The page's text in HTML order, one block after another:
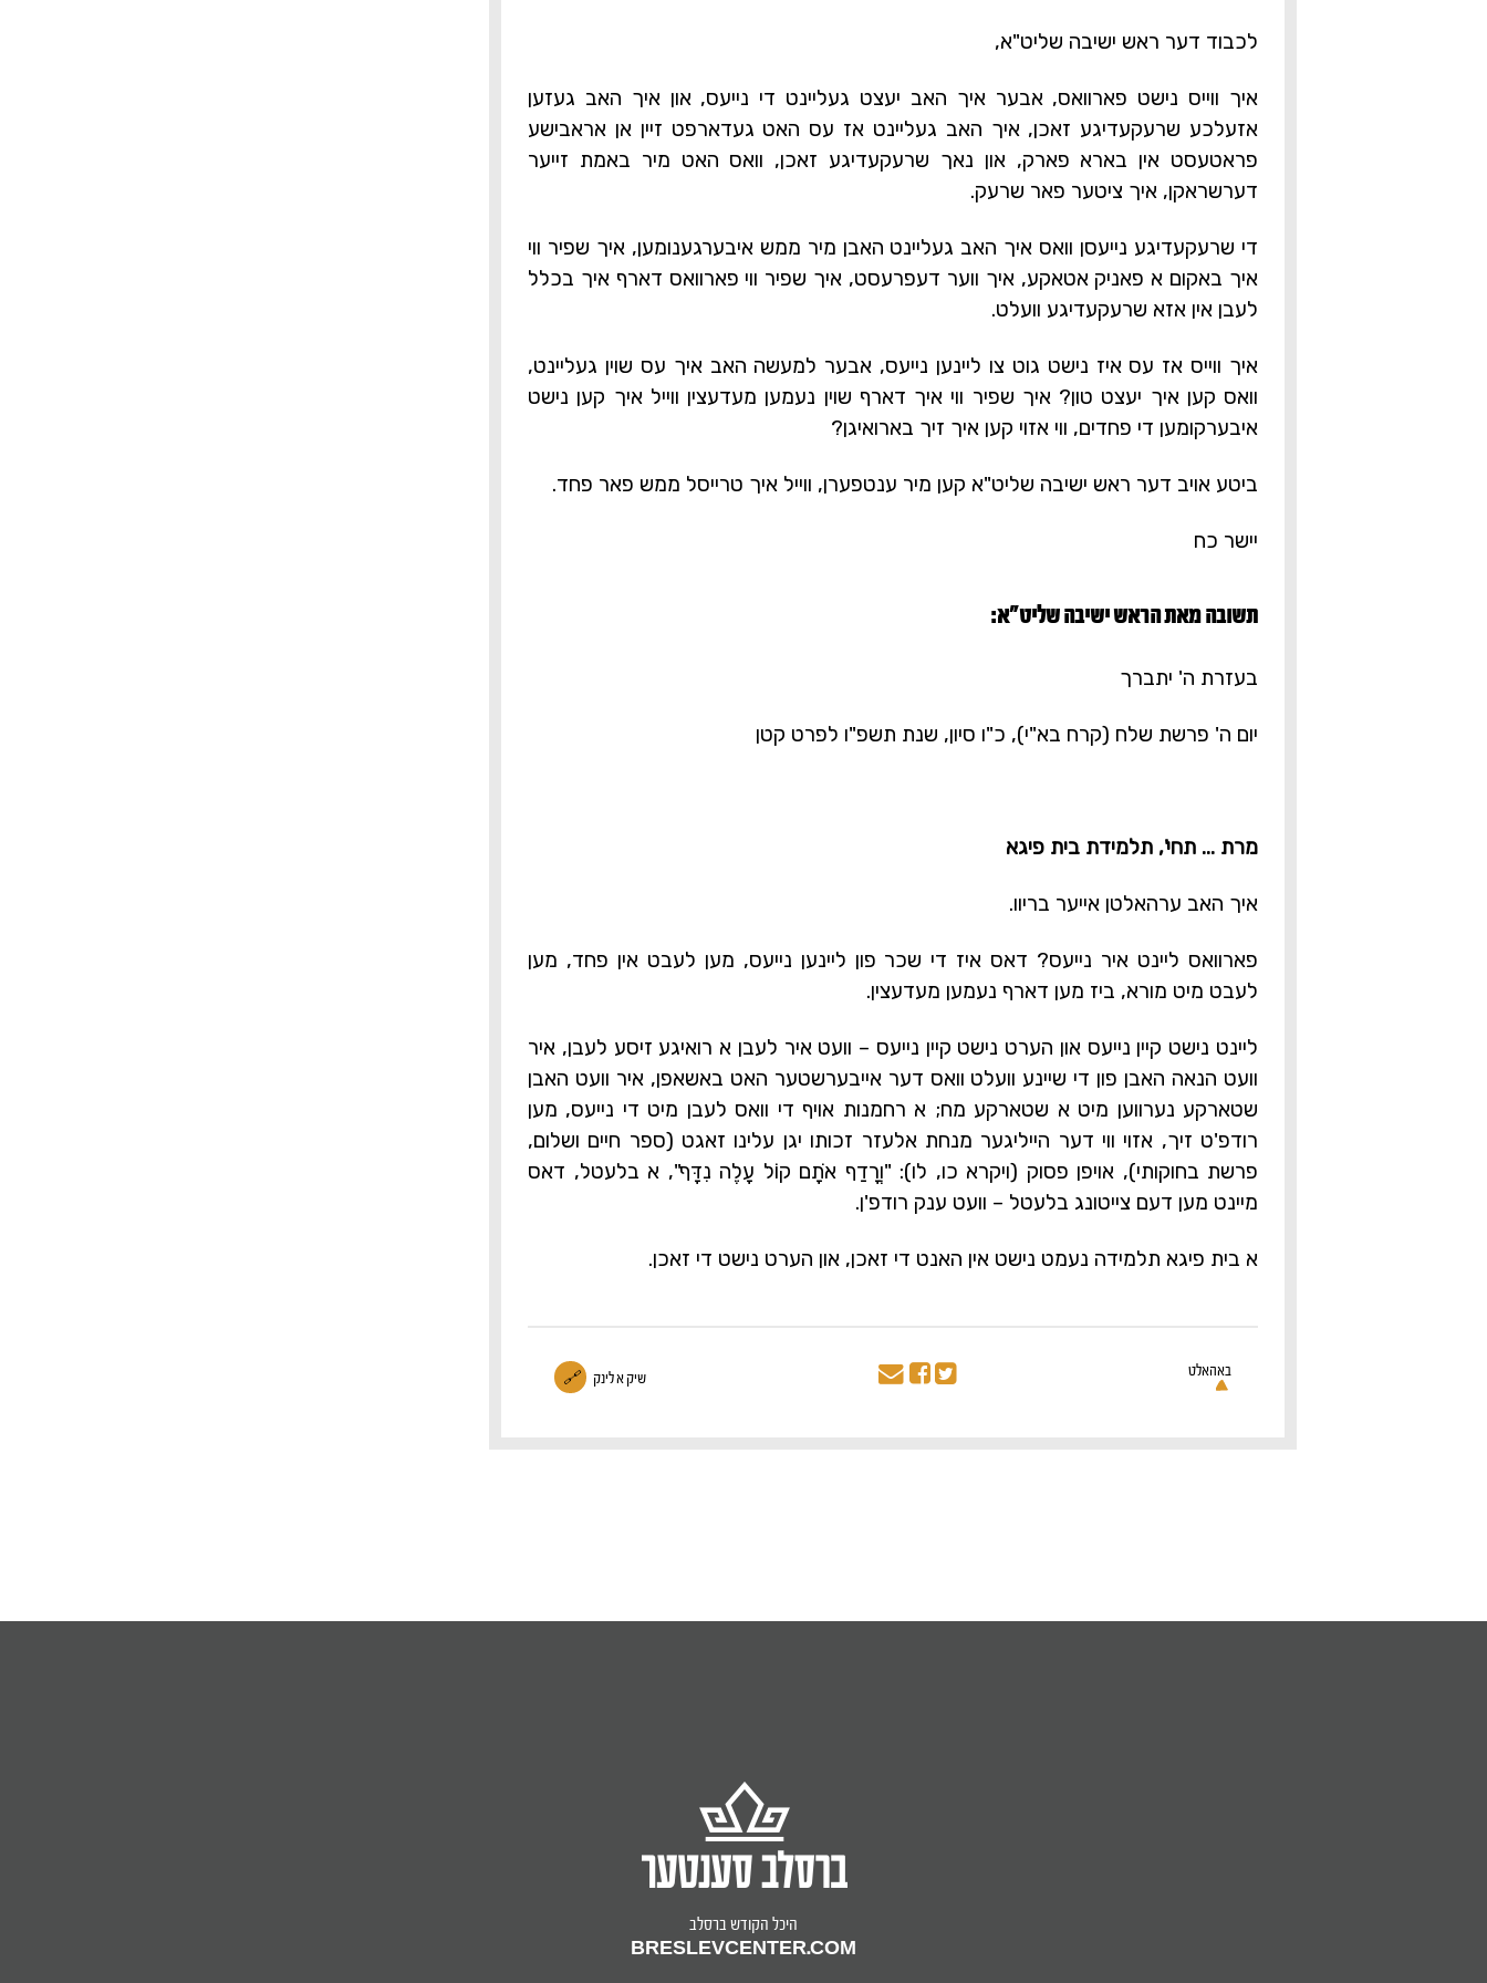
לכבוד דער ראש ישיבה שליט"א,
איך ווייס נישט פארוואס, אבער איך האב יעצט געליינט די נייעס, און איך האב געזען
אזעלכע שרעקעדיגע זאכן, איך האב געליינט אז עס האט געדארפט זיין אן אראבישע
פראטעסט אין בארא פארק, און נאך שרעקעדיגע זאכן, וואס האט מיר באמת זייער
דערשראקן, איך ציטער פאר שרעק.
די שרעקעדיגע נייעסן וואס איך האב געליינט האבן מיר ממש איבערגענומען, איך שפיר ווי
איך באקום א פאניק אטאקע, איך ווער דעפרעסט, איך שפיר ווי פארוואס דארף איך בכלל
לעבן אין אזא שרעקעדיגע וועלט.
איך ווייס אז עס איז נישט גוט צו ליינען נייעס, אבער למעשה האב איך עס שוין געליינט,
וואס קען איך יעצט טון? איך שפיר ווי איך דארף שוין נעמען מעדעצין ווייל איך קען נישט
איבערקומען די פחדים, ווי אזוי קען איך זיך בארואיגן?
ביטע אויב דער ראש ישיבה שליט"א קען מיר ענטפערן, ווייל איך טרייסל ממש פאר פחד.
יישר כח
תשובה מאת הראש ישיבה שליט"א:‎
בעזרת ה' יתברך
יום ה' פרשת שלח (קרח בא"י), כ"ו סיון, שנת תשפ"ו לפרט קטן
מרת ... תחי', תלמידת בית פיגא
איך האב ערהאלטן אייער בריוו.
פארוואס ליינט איר נייעס? דאס איז די שכר פון ליינען נייעס, מען לעבט אין פחד, מען
לעבט מיט מורא, ביז מען דארף נעמען מעדעצין.
ליינט נישט קיין נייעס און הערט נישט קיין נייעס – וועט איר לעבן א רואיגע זיסע לעבן, איר
וועט הנאה האבן פון די שיינע וועלט וואס דער אייבערשטער האט באשאפן, איר וועט האבן
שטארקע נערווען מיט א שטארקע מח; א רחמנות אויף די וואס לעבן מיט די נייעס, מען
רודפ'ט זיך, אזוי ווי דער הייליגער מנחת אלעזר זכותו יגן עלינו זאגט (ספר חיים ושלום,
פרשת בחוקותי), אויפן פסוק (ויקרא כו, לו): "וְרָדַף אֹתָם קוֹל עָלֶה נִדָּף", א בלעטל, דאס
מיינט מען דעם צייטונג בלעטל – וועט ענק רודפ'ן.
א בית פיגא תלמידה נעמט נישט אין האנט די זאכן, און הערט נישט די זאכן.
באהאלט שיק א לינק 🔗
היכל הקודש ברסלב
BRESLEVCENTER.COM